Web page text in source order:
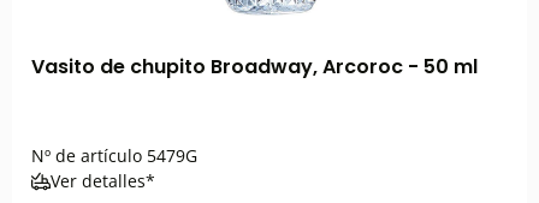
Vasito de chupito Broadway, Arcoroc - 50 ml
Nº de artículo 5479G
Ver detalles*